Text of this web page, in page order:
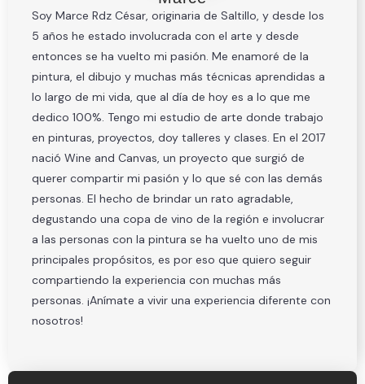
Soy Marce Rdz César, originaria de Saltillo, y desde los
5 años he estado involucrada con el arte y desde
entonces se ha vuelto mi pasión. Me enamoré de la
pintura, el dibujo y muchas más técnicas aprendidas a
lo largo de mi vida, que al día de hoy es a lo que me
dedico 100%. Tengo mi estudio de arte donde trabajo
en pinturas, proyectos, doy talleres y clases. En el 2017
nació Wine and Canvas, un proyecto que surgió de
querer compartir mi pasión y lo que sé con las demás
personas. El hecho de brindar un rato agradable,
degustando una copa de vino de la región e involucrar
a las personas con la pintura se ha vuelto uno de mis
principales propósitos, es por eso que quiero seguir
compartiendo la experiencia con muchas más
personas. ¡Anímate a vivir una experiencia diferente con
nosotros!